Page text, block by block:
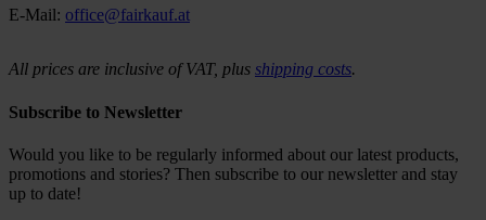
E-Mail: office@fairkauf.at
All prices are inclusive of VAT, plus shipping costs.
Subscribe to Newsletter
Would you like to be regularly informed about our latest products,
promotions and stories? Then subscribe to our newsletter and stay
up to date!